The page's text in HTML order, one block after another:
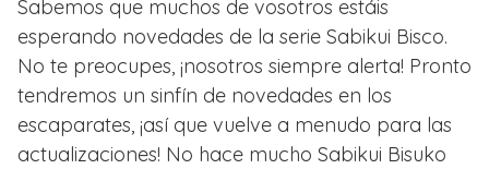
Sabemos que muchos de vosotros estáis
esperando novedades de la serie Sabikui Bisco.
No te preocupes, ¡nosotros siempre alerta! Pronto
tendremos un sinfín de novedades en los
escaparates, ¡así que vuelve a menudo para las
actualizaciones! No hace mucho Sabikui Bisuko